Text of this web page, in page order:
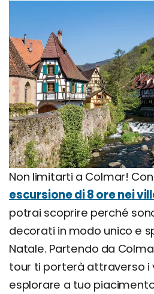
Non limitarti a Colmar!
escursione di 8 ore nei
potrai scoprire perché
decorati in modo unico e
Natale. Partendo da
tour ti porterà attraverso i
esplorare a tuo